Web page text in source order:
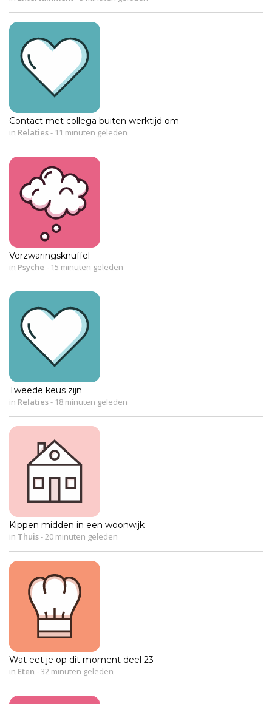
Contact met collega buiten werktijd om
in Relaties- 11 minuten geleden
Verzwaringsknuffel
in Psyche - 15 minuten geleden
Tweede keus zijn
in Relaties- 18 minuten geleden
Kippen midden in een woonwijk
in Thuis-20 minuten geleden
Wat eet je op dit moment deel 23
in Eten -32 minuten geleden